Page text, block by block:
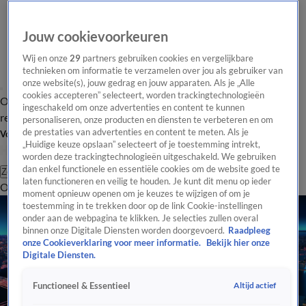
Overzicht Laatste nieuws Regionieuws Het beste van Hart
Tip de
redactie
Volg Hart van Nederland
Zoeken
OverzichtRegioUitzendingenWeerTip de redactiePanelVideo's
Jouw cookievoorkeuren
Wij en onze29 partners gebruiken cookies en vergelijkbare
technieken om informatie te verzamelen over jou als gebruiker van
onze website(s), jouw gedrag en jouw apparaten. Als je „Alle
cookies accepteren” selecteert, worden trackingtechnologieën
ingeschakeld om onze advertenties en content te kunnen
personaliseren, onze producten en diensten te verbeteren en om
de prestaties van advertenties en content te meten. Als je
„Huidige keuze opslaan” selecteert of je toestemming intrekt,
worden deze trackingtechnologieën uitgeschakeld. We gebruiken
dan enkel functionele en essentiële cookies om de website goed te
laten functioneren en veilig te houden. Je kunt dit menu op ieder
moment opnieuw openen om je keuzes te wijzigen of om je
toestemming in te trekken door op de link Cookie-instellingen
onder aan de webpagina te klikken. Je selecties zullen overal
binnen onze Digitale Diensten worden doorgevoerd. Raadpleeg
onze Cookieverklaring voor meer informatie.
Bekijk hier onze
Digitale Diensten.
Functioneel & Essentieel Altijd actief